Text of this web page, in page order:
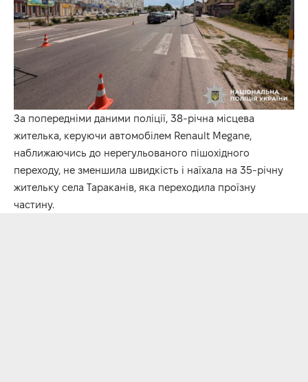
За попередніми даними поліції, 38-річна місцева
жителька, керуючи автомобілем Renault Megane,
наближаючись до нерегульованого пішохідного
переходу, не зменшила швидкість і наїхала на 35-річну
жительку села Тараканів, яка переходила проїзну
частину.